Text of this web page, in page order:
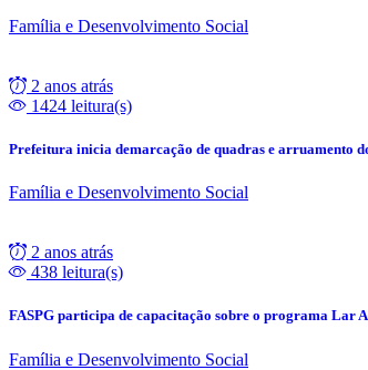
Família e Desenvolvimento Social
2 anos atrás
1424 leitura(s)
Prefeitura inicia demarcação de quadras e arruamento
Família e Desenvolvimento Social
2 anos atrás
438 leitura(s)
FASPG participa de capacitação sobre o programa Lar
Família e Desenvolvimento Social